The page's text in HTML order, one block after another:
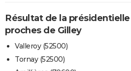
Résultat de la
proches de Gilley
Valleroy (52500)
Tornay (52500)